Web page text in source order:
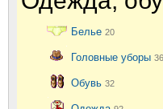
Белье 20
Головные уборы 36
Обувь 32